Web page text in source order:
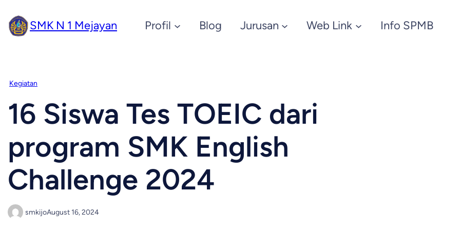
SMK N 1 Mejayan Profil Blog Jurusan Web Link Info SPMB
Kegiatan
16 Siswa Tes TOEIC dari
program SMK English
Challenge 2024
smkijoAugust 16, 2024